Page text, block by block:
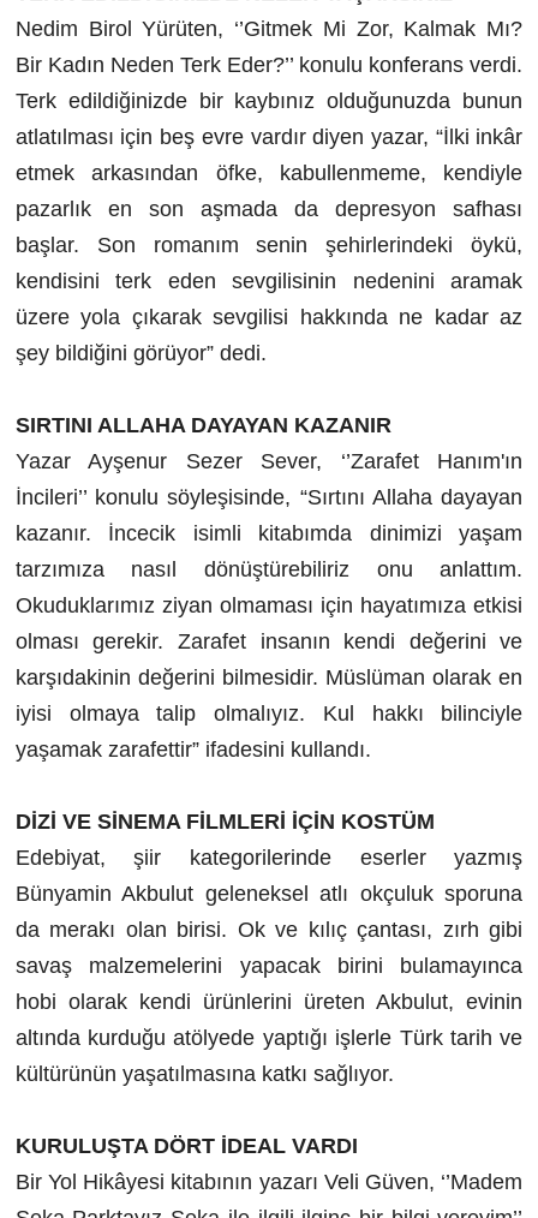
Nedim Birol Yürüten, ‘’Gitmek Mi Zor, Kalmak Mı?
Bir Kadın Neden Terk Eder?’’ konulu konferans verdi.
Terk edildiğinizde bir kaybınız olduğunuzda bunun
atlatılması için beş evre vardır diyen yazar, “İlki inkâr
etmek arkasından öfke, kabullenmeme, kendiyle
pazarlık en son aşmada da depresyon safhası
başlar. Son romanım senin şehirlerindeki öykü,
kendisini terk eden sevgilisinin nedenini aramak
üzere yola çıkarak sevgilisi hakkında ne kadar az
şey bildiğini görüyor” dedi.
SIRTINI ALLAHA DAYAYAN KAZANIR
Yazar Ayşenur Sezer Sever, ‘’Zarafet Hanım'ın
İncileri’’ konulu söyleşisinde, “Sırtını Allaha dayayan
kazanır. İncecik isimli kitabımda dinimizi yaşam
tarzımıza nasıl dönüştürebiliriz onu anlattım.
Okuduklarımız ziyan olmaması için hayatımıza etkisi
olması gerekir. Zarafet insanın kendi değerini ve
karşıdakinin değerini bilmesidir. Müslüman olarak en
iyisi olmaya talip olmalıyız. Kul hakkı bilinciyle
yaşamak zarafettir” ifadesini kullandı.
DİZİ VE SİNEMA FİLMLERİ İÇİN KOSTÜM
Edebiyat, şiir kategorilerinde eserler yazmış
Bünyamin Akbulut geleneksel atlı okçuluk sporuna
da merakı olan birisi. Ok ve kılıç çantası, zırh gibi
savaş malzemelerini yapacak birini bulamayınca
hobi olarak kendi ürünlerini üreten Akbulut, evinin
altında kurduğu atölyede yaptığı işlerle Türk tarih ve
kültürünün yaşatılmasına katkı sağlıyor.
KURULUŞTA DÖRT İDEAL VARDI
Bir Yol Hikâyesi kitabının yazarı Veli Güven, ‘’Madem